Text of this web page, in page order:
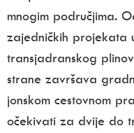
mnogim područjima.
zajedničkih projekata
transjadranskog
strane završava
jonskom cestovnom
očekivati za dvije do